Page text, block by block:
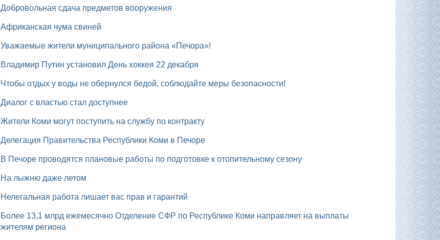
Добровольная сдача предметов вооружения
Африканская чума свиней
Уважаемые жители муниципального района «Печора»!
Владимир Путин установил День хоккея 22 декабря
Чтобы отдых у воды не обернулся бедой, соблюдайте меры безопасности!
Диалог с властью стал доступнее
Жители Коми могут поступить на службу по контракту
Делегация Правительства Республики Коми в Печоре
В Печоре проводятся плановые работы по подготовке к отопительному сезону
На лыжню даже летом
Нелегальная работа лишает вас прав и гарантий
Более 13,1 млрд ежемесячно Отделение СФР по Республике Коми направляет на выплаты
жителям региона